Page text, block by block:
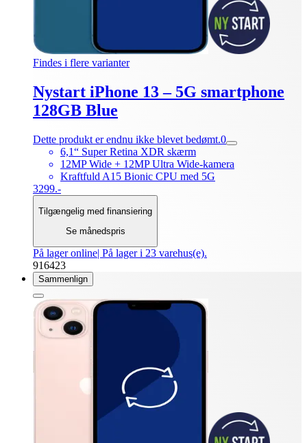
Findes i flere varianter
Nystart iPhone 13 – 5G smartphone
128GB Blue
Dette produkt er endnu ikke blevet bedømt.0
6,1“ Super Retina XDR skærm
12MP Wide + 12MP Ultra Wide-kamera
Kraftfuld A15 Bionic CPU med 5G
3299.-
Tilgængelig med finansiering
Se månedspris
På lager online| På lager i 23 varehus(e).
916423
Sammenlign